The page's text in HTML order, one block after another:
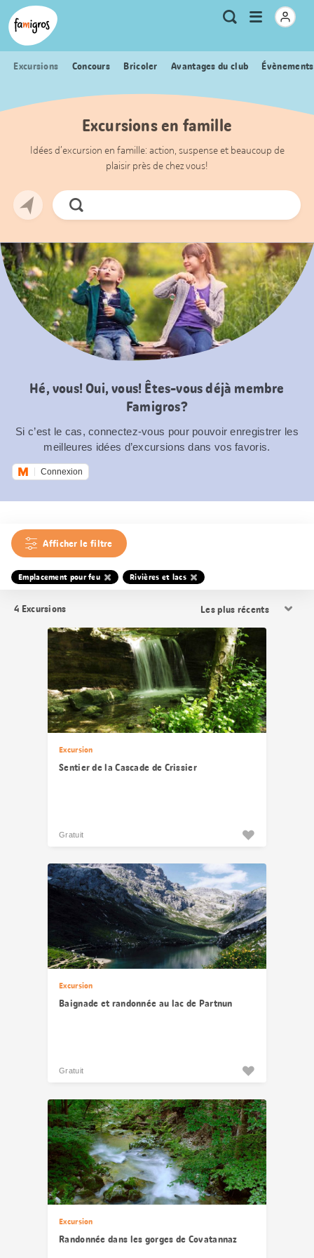
Signets
de
navigation
Header
Logo Métanavigation
RechercheOuvrir
Excursions Concours Bricoler Avantages du club
Excursions en famille
Idées d’excursion en famille: action, suspense et beaucoup de
plaisir près de chez vous!
Chercher
Hé, vous! Oui, vous! Êtes-vous déjà membre
Famigros?
Si c’est le cas, connectez-vous pour pouvoir enregistrer les
meilleures idées d’excursions dans vos favoris.
Connexion
Afficher le filtre
Emplacement pour feu Rivières et lacs
4 Excursions
les
résultats
Excursion
Sentier de la Cascade de Crissier
Gratuit
Excursion
Baignade et randonnée au lac de Partnun
Gratuit
Excursion
Randonnée dans les gorges de Covatannaz